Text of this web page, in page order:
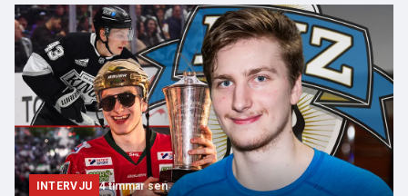
INTERVJU 4 timmar sen